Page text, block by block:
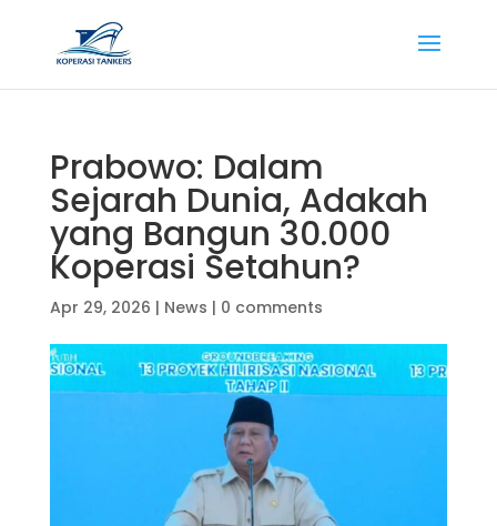
Prabowo: Dalam
Sejarah Dunia, Adakah
yang Bangun 30.000
Koperasi Setahun?
Apr 29, 2026 | News | 0 comments